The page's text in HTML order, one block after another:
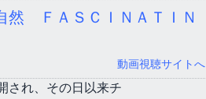
ＦＡＳＣＩＮＡＴＩＮ
動画視聴サイトへ
され、その日以来チ